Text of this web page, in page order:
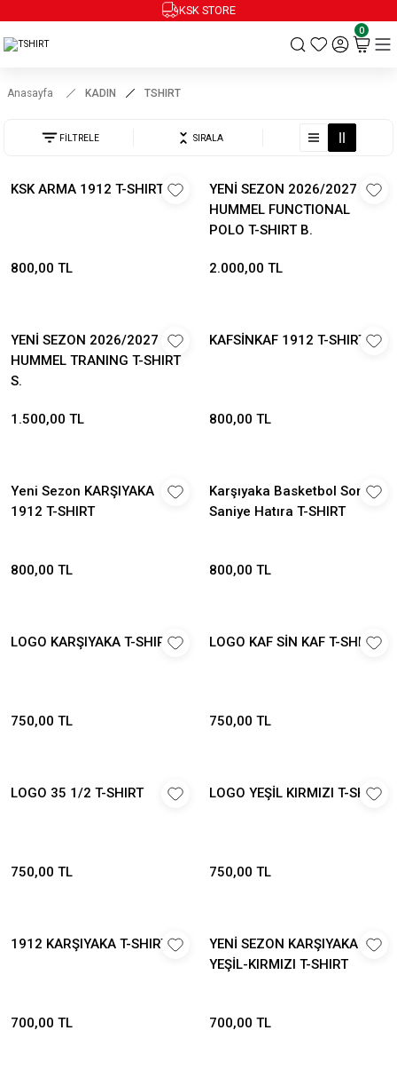
KSK STORE
0
Anasayfa KADIN TSHIRT
FİLTRELE SIRALA
KSK ARMA 1912 T-SHIRT
800,00 TL
YENİ SEZON 2026/2027
HUMMEL FUNCTIONAL
POLO T-SHIRT B.
2.000,00 TL
YENİ SEZON 2026/2027
HUMMEL TRANING T-SHIRT
S.
1.500,00 TL
KAFSİNKAF 1912 T-SHIRT S.
800,00 TL
Yeni Sezon KARŞIYAKA
1912 T-SHIRT
800,00 TL
Karşıyaka Basketbol Son
Saniye Hatıra T-SHIRT
800,00 TL
LOGO KARŞIYAKA T-SHIRT
750,00 TL
LOGO KAF SİN KAF T-SHIRT
750,00 TL
LOGO 35 1/2 T-SHIRT
750,00 TL
LOGO YEŞİL KIRMIZI T-SHIRT
750,00 TL
1912 KARŞIYAKA T-SHIRT
700,00 TL
YENİ SEZON KARŞIYAKA
YEŞİL-KIRMIZI T-SHIRT
700,00 TL